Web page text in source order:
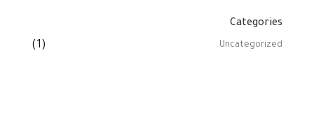
Categories
Uncategorized
(1)